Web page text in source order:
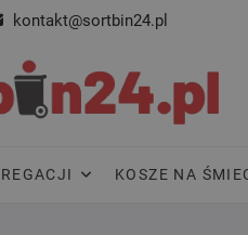
kontakt@sortbin24.pl
KOSZE NA